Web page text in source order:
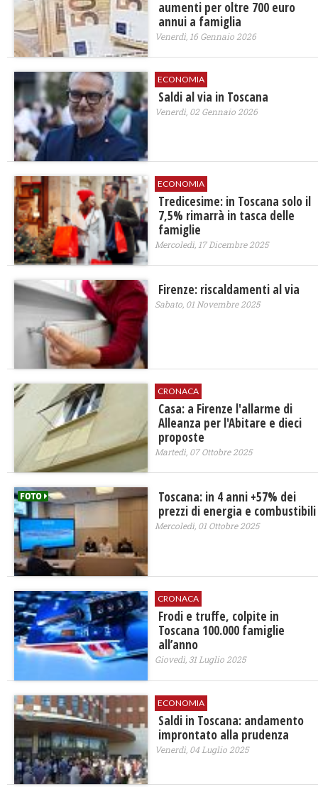
aumenti per oltre 700 euro
annui a famiglia
Venerdì, 16 Gennaio 2026
ECONOMIA
Saldi al via in Toscana
Venerdì, 02 Gennaio 2026
ECONOMIA
Tredicesime: in Toscana solo il
7,5% rimarrà in tasca delle
famiglie
Mercoledì, 17 Dicembre 2025
Firenze: riscaldamenti al via
Sabato, 01 Novembre 2025
CRONACA
Casa: a Firenze l'allarme di
Alleanza per l'Abitare e dieci
proposte
Martedì, 07 Ottobre 2025
Toscana: in 4 anni +57% dei
prezzi di energia e combustibili
Mercoledì, 01 Ottobre 2025
CRONACA
Frodi e truffe, colpite in
Toscana 100.000 famiglie
all’anno
Giovedì, 31 Luglio 2025
ECONOMIA
Saldi in Toscana: andamento
improntato alla prudenza
Venerdì, 04 Luglio 2025